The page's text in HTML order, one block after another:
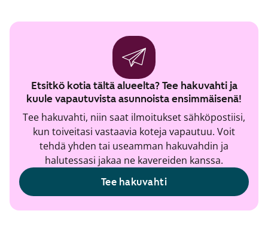
Etsitkö kotia tältä alueelta? Tee hakuvahti ja
kuule vapautuvista asunnoista ensimmäisenä!
Tee hakuvahti, niin saat ilmoitukset sähköpostiisi,
kun toiveitasi vastaavia koteja vapautuu. Voit
tehdä yhden tai useamman hakuvahdin ja
halutessasi jakaa ne kavereiden kanssa.
Tee hakuvahti